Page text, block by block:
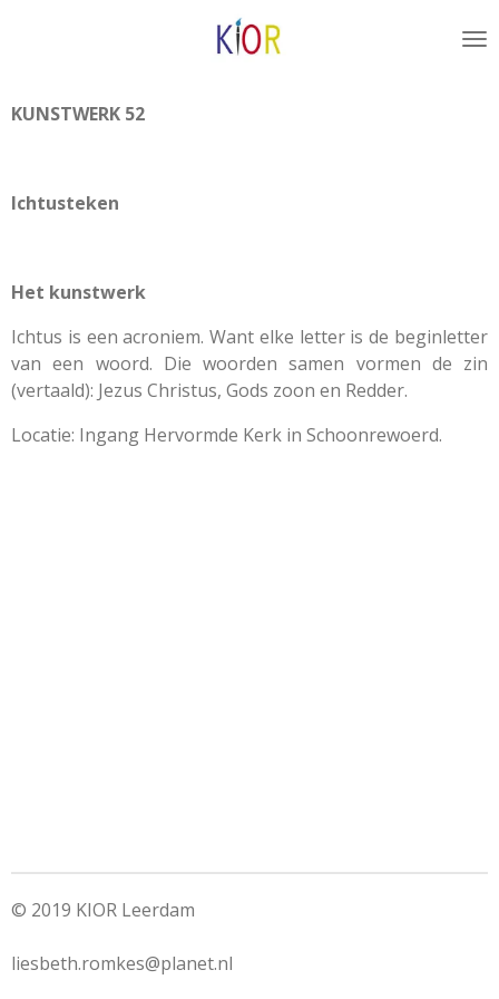
de
KUNSTWERK 52
Ichtusteken
Het kunstwerk
Ichtus is een acroniem. Want elke letter is de beginletter
van een woord. Die woorden samen vormen de zin
(vertaald): Jezus Christus, Gods zoon en Redder.
Locatie: Ingang Hervormde Kerk in Schoonrewoerd.
© 2019 KIOR Leerdam
liesbeth.romkes@planet.nl